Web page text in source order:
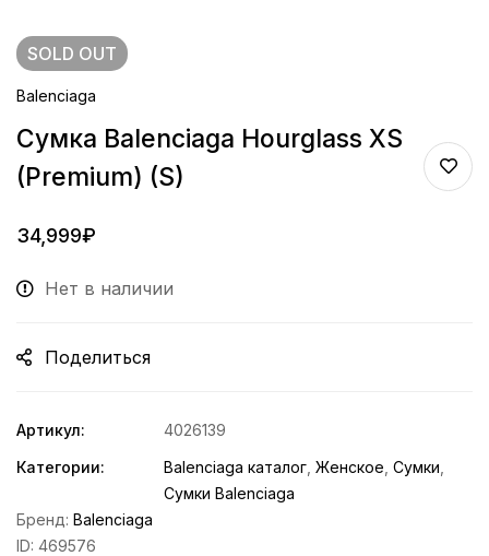
SOLD OUT
Balenciaga
Сумка Balenciaga Hourglass XS
(Premium) (S)
34,999₽
Нет в наличии
Поделиться
Артикул:
4026139
Категории:
Balenciaga каталог Женское Сумки
Сумки Balenciaga
Бренд: Balenciaga
ID: 469576